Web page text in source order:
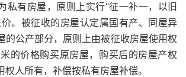
私有房屋，原则上实行“征一补一，以旧
。被征收的房屋认定属国有产、同屋异
的公产部分，原则上由被征收房屋使用权
的价格购买原房屋，购买后的房屋产权
权人所有，补偿按私有房屋补偿。